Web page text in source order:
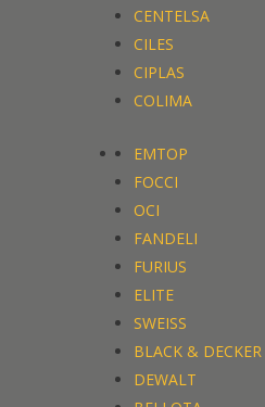
CENTELSA
CILES
CIPLAS
COLIMA
EMTOP
FOCCI
OCI
FANDELI
FURIUS
ELITE
SWEISS
BLACK & DECKER
DEWALT